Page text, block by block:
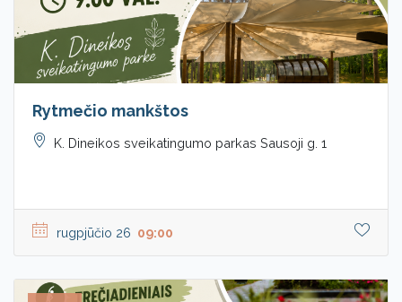
Rytmečio mankštos
K. Dineikos sveikatingumo parkas Sausoji g. 1
rugpjūčio 26 09:00